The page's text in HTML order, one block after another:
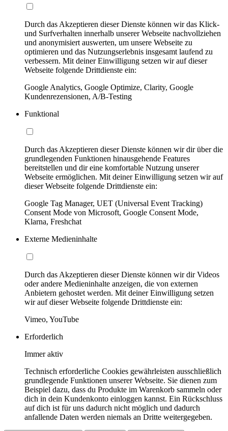
Durch das Akzeptieren dieser Dienste können wir das Klick-
und Surfverhalten innerhalb unserer Webseite nachvollziehen
und anonymisiert auswerten, um unsere Webseite zu
optimieren und das Nutzungserlebnis insgesamt laufend zu
verbessern. Mit deiner Einwilligung setzen wir auf dieser
Webseite folgende Drittdienste ein:
Google Analytics, Google Optimize, Clarity, Google
Kundenrezensionen, A/B-Testing
Funktional
Durch das Akzeptieren dieser Dienste können wir dir über die
grundlegenden Funktionen hinausgehende Features
bereitstellen und dir eine komfortable Nutzung unserer
Webseite ermöglichen. Mit deiner Einwilligung setzen wir auf
dieser Webseite folgende Drittdienste ein:
Google Tag Manager, UET (Universal Event Tracking)
Consent Mode von Microsoft, Google Consent Mode,
Klarna, Freshchat
Externe Medieninhalte
Durch das Akzeptieren dieser Dienste können wir dir Videos
oder andere Medieninhalte anzeigen, die von externen
Anbietern gehostet werden. Mit deiner Einwilligung setzen
wir auf dieser Webseite folgende Drittdienste ein:
Vimeo, YouTube
Erforderlich
Immer aktiv
Technisch erforderliche Cookies gewährleisten ausschließlich
grundlegende Funktionen unserer Webseite. Sie dienen zum
Beispiel dazu, dass du Produkte im Warenkorb sammeln oder
dich in dein Kundenkonto einloggen kannst. Ein Rückschluss
auf dich ist für uns dadurch nicht möglich und dadurch
anfallende Daten werden niemals an Dritte weitergegeben.